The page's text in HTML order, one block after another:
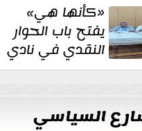
الإقليمي«كأنها هي»
يفتح باب الحوار
النقدي في نادي
أدب مصر الجديدة
السياسي